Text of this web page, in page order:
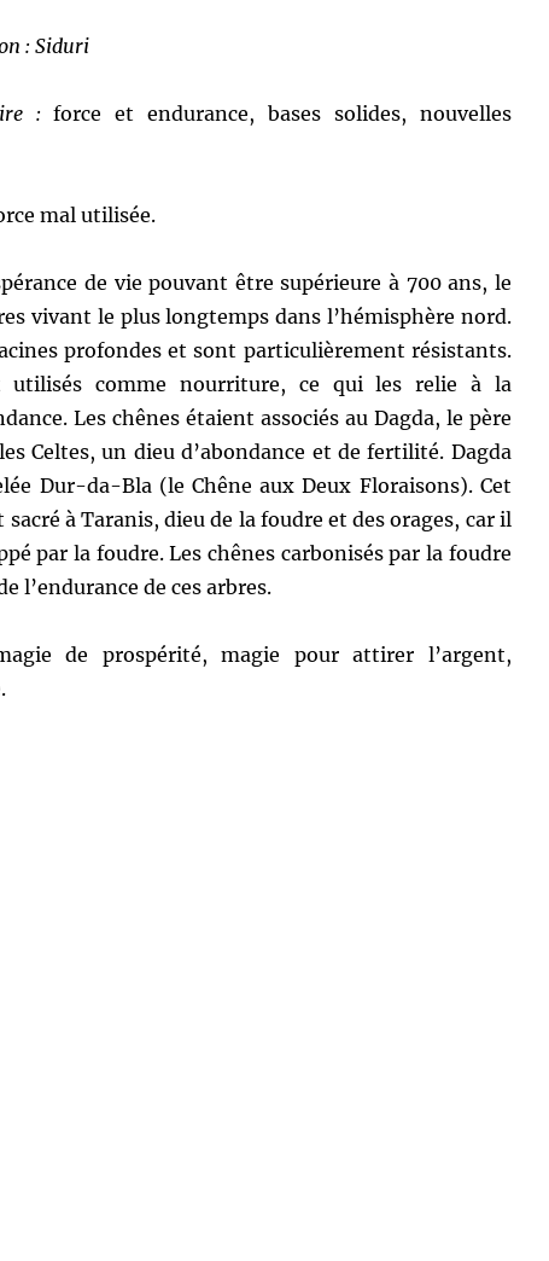
: Siduri
:force et endurance, bases solides, nouvelles
mal utilisée.
de vie pouvant être supérieure à 700 ans, le
vivant le plus longtemps dans l’hémisphère nord.
profondes et sont particulièrement résistants.
utilisés comme nourriture, ce qui les relie à la
Les chênes étaient associés au Dagda, le père
Celtes, un dieu d’abondance et de fertilité. Dagda
Dur-da-Bla (le Chêne aux Deux Floraisons). Cet
à Taranis, dieu de la foudre et des orages, car il
par la foudre. Les chênes carbonisés par la foudre
l’endurance de ces arbres.
de prospérité, magie pour attirer l’argent,